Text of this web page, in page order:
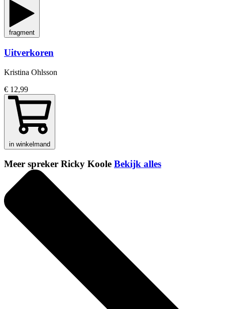
fragment
Uitverkoren
Kristina Ohlsson
€ 12,99
in winkelmand
Meer spreker Ricky Koole Bekijk alles